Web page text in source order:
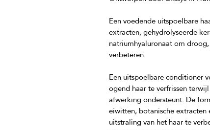
Een voedende uitspoelbare
extracten, gehydrolyseerde
natriumhyaluronaat om
Een uitspoelbare conditioner
ogend haar te verfrissen
afwerking ondersteunt. De
eiwitten, botanische
uitstraling van het haar te